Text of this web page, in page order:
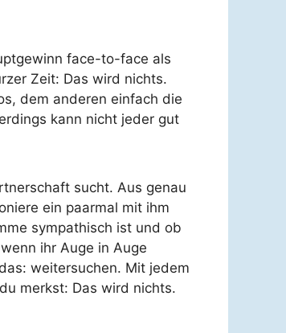
face-to-face als
Zeit: Das wird nichts.
dem anderen einfach die
kann nicht jeder gut
sucht. Aus genau
ein paarmal mit ihm
sympathisch ist und ob
ihr Auge in Auge
weitersuchen. Mit jedem
merkst: Das wird nichts.